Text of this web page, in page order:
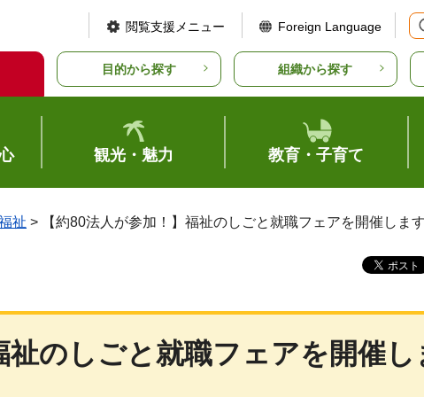
閲覧支援メニュー Foreign Language
目的から探す 組織から探す
観光・魅力 教育・子育て
祉 > 【約80法人が参加！】福祉のしごと就職フェアを開催しま
祉のしごと就職フェアを開催し